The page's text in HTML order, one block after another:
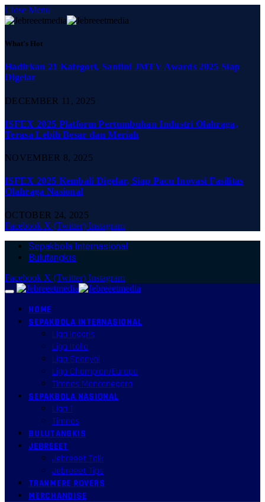
Close Menu
What's Hot
Hadirkan 21 Kategori, Santini JMTV Awards 2025 Siap
Digelar
DECEMBER 11, 2025
ISFEX 2025 Platform Pertumbuhan Industri Olahraga,
Terasa Lebih Besar dan Meriah
NOVEMBER 8, 2025
ISFEX 2025 Kembali Digelar, Siap Pacu Inovasi Fasilitas
Olahraga Nasional
OCTOBER 24, 2025
Facebook X (Twitter) Instagram
Sepakbola Internasional
Bulutangkis
Facebook X (Twitter) Instagram
HOME
SEPAKBOLA INTERNASIONAL
Liga Inggris
Liga Italia
Liga Spanyol
Liga Champion/Europa
Timnas Mancanegara
SEPAKBOLA NASIONAL
Liga 1
Timnas
BULUTANGKIS
JEBREEET
Jebreeet Talk
Jebreeet Tips
TRANMERE ROVERS
MERCHANDISE